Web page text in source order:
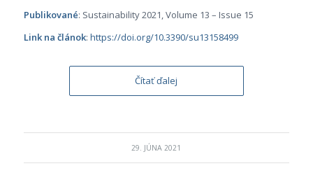
Publikované: Sustainability2021, Volume 13 – Issue 15
Link na článok: https://doi.org/10.3390/su13158499
Čítať ďalej
29. JÚNA 2021